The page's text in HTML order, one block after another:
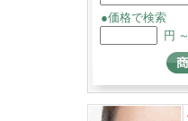
●価格で検索
円 ～